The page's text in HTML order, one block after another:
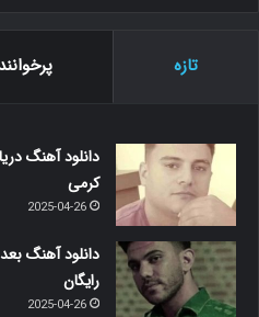
تازه
دانلود آهنگ
کرمی
2025-04-26
دانلود آهنگ
رایگان
2025-04-26